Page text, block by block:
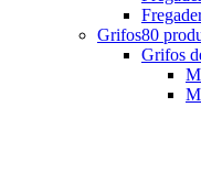
Grifos80
Grifos